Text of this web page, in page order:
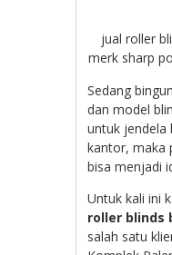
jual roller
merk sharp
Sedang
dan model
untuk jendela
kantor, maka
bisa menjadi
Untuk kali ini
roller blinds
salah satu